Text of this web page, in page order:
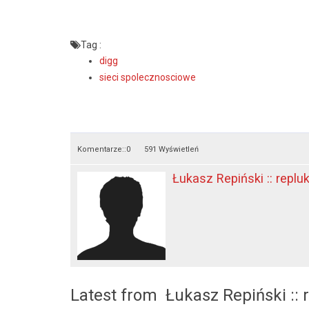
Tag :
digg
sieci spolecznosciowe
Komentarze::0 591 Wyświetleń
Łukasz Repiński ::
Latest from Łukasz Repiński ::